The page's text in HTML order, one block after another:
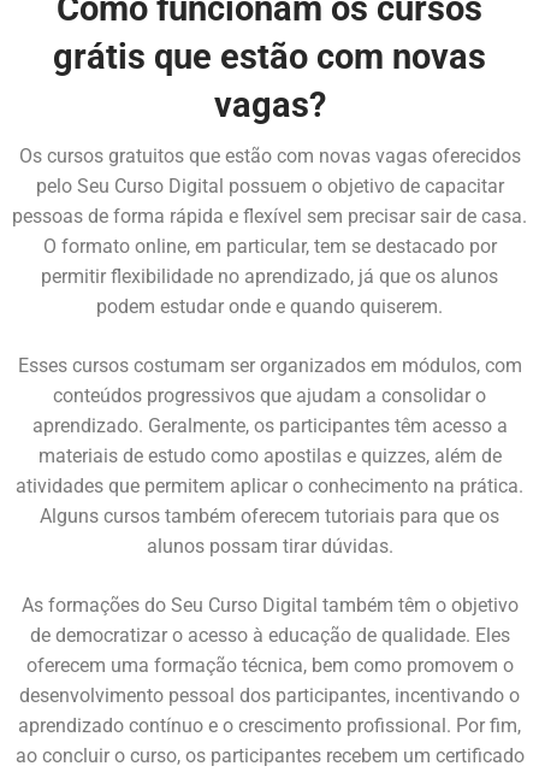
grátis que estão com novas
vagas?
Os cursos gratuitos que estão com novas vagas oferecidos
pelo Seu Curso Digital possuem o objetivo de capacitar
pessoas de forma rápida e flexível sem precisar sair de casa.
O formato online, em particular, tem se destacado por
permitir flexibilidade no aprendizado, já que os alunos
podem estudar onde e quando quiserem.
Esses cursos costumam ser organizados em módulos, com
conteúdos progressivos que ajudam a consolidar o
aprendizado. Geralmente, os participantes têm acesso a
materiais de estudo como apostilas e quizzes, além de
atividades que permitem aplicar o conhecimento na prática.
Alguns cursos também oferecem tutoriais para que os
alunos possam tirar dúvidas.
As formações do Seu Curso Digital também têm o objetivo
de democratizar o acesso à educação de qualidade. Eles
oferecem uma formação técnica, bem como promovem o
desenvolvimento pessoal dos participantes, incentivando o
aprendizado contínuo e o crescimento profissional. Por fim,
ao concluir o curso, os participantes recebem um certificado